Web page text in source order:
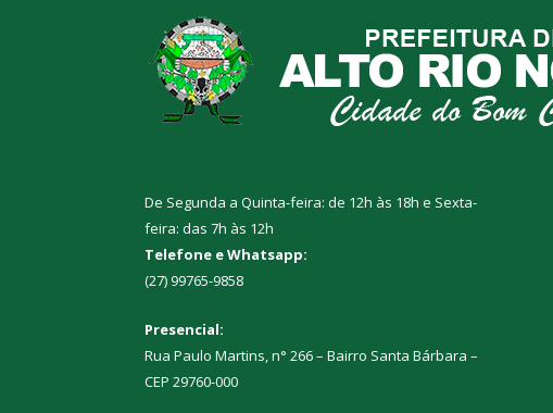
De Segunda a Quinta-feira: de 12h às 18h e Sexta-
feira: das 7h às 12h
Telefone e Whatsapp:
(27) 99765-9858
Presencial:
Rua Paulo Martins, n° 266 – Bairro Santa Bárbara –
CEP 29760-000